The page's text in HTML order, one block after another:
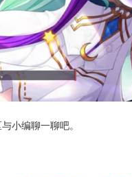
小编聊一聊吧。